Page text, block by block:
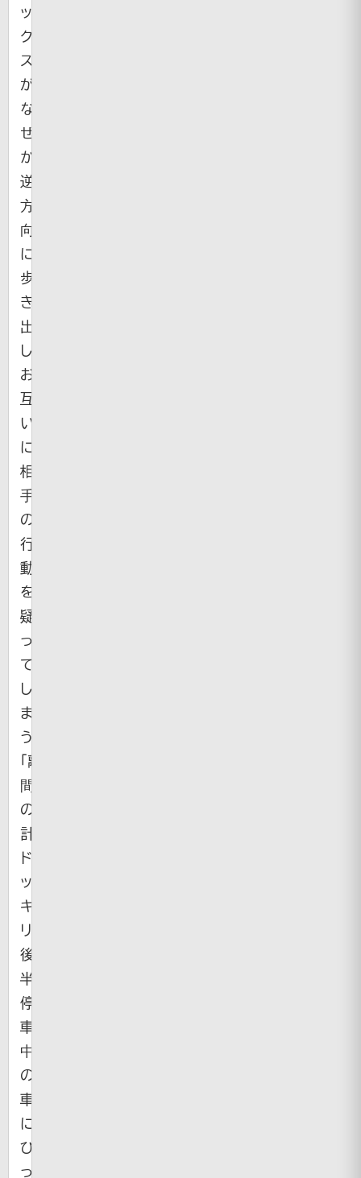
ッ
ク
ス
が
な
ぜ
か
逆
方
向
に
歩
き
出
し、
お
互
い
に
相
手
の
行
動
を
疑
っ
て
し
ま
う
「離
間
の
計」
ド
ッ
キ
リ。
後
半・・・
停
車
中
の
車
に
ひ
っ